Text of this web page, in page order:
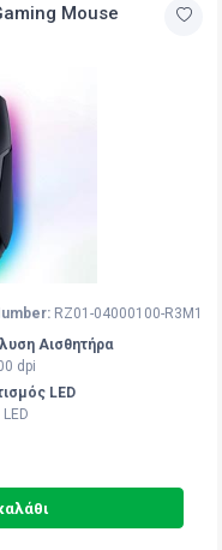
Mouse
RZ01-04000100-R3M1
Αισθητήρα
dpi
LED
LED